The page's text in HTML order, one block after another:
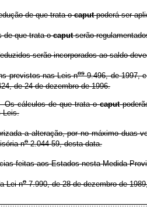
de que trata ocaputpoderá ser
que trata ocaputserão
serão incorporados ao saldo
previstos nas Leis nos9.496, de 1997,
de 24 de dezembro de 1996.
cálculos de que trata ocaput
Leis.
a alteração, por no máximo duas
no2.044-59, desta data.
feitas aos Estados nesta Medida
Lei no7.990, de 28 de dezembro de